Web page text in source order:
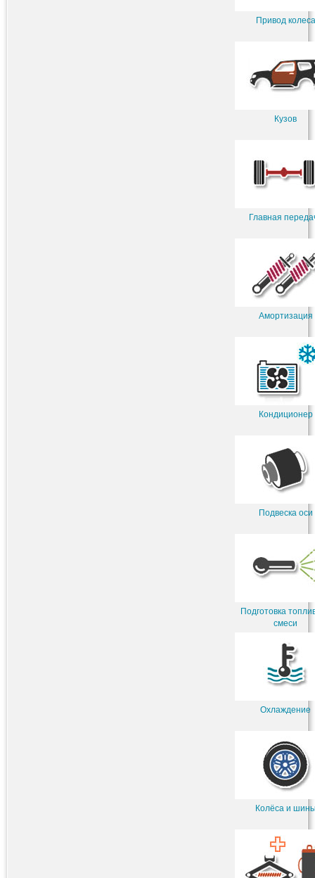
Привод колеса
Кузов
Главная
Амортизация
Кондиционер
Подвеска оси
Подготовка
смеси
Охлаждение
Колёса и